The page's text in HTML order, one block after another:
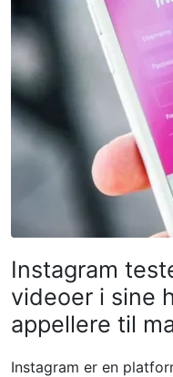
Instagram
videoer i sine
appellere til
Instagram er en